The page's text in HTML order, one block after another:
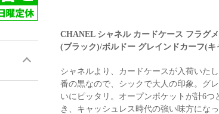
CHANEL シャネル カードケース フラグ
(ブラック)/ボルドー グレインドカーフ(
シャネルより、カードケースが入荷いた
番の黒なので、シックで大人の印象。グ
いにピッタリ。オープンポケットが計6
き、キャッシュレス時代の強い味方にな